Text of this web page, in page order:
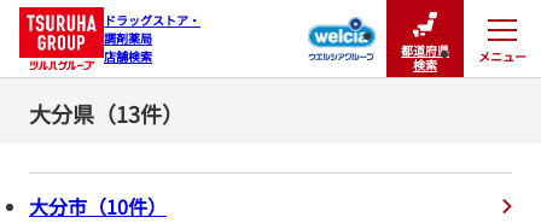
ドラッグストア・
調剤薬局
店舗検索
都道府県
検索
メニュー
閉じる
大分県（13件）
大分市 （10件）